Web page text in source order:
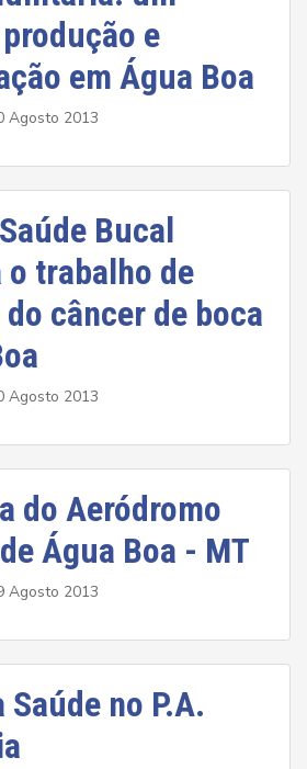
e
em Água Boa
Agosto 2013
Bucal
trabalho de
câncer de boca
Agosto 2013
do Aeródromo
Água Boa - MT
Agosto 2013
no P.A.